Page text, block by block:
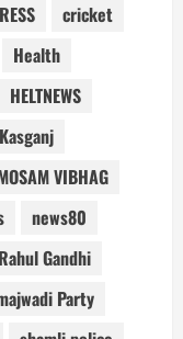
cricket
Health
HELTNEWS
Kasganj
VIBHAG
news80
Rahul Gandhi
Party